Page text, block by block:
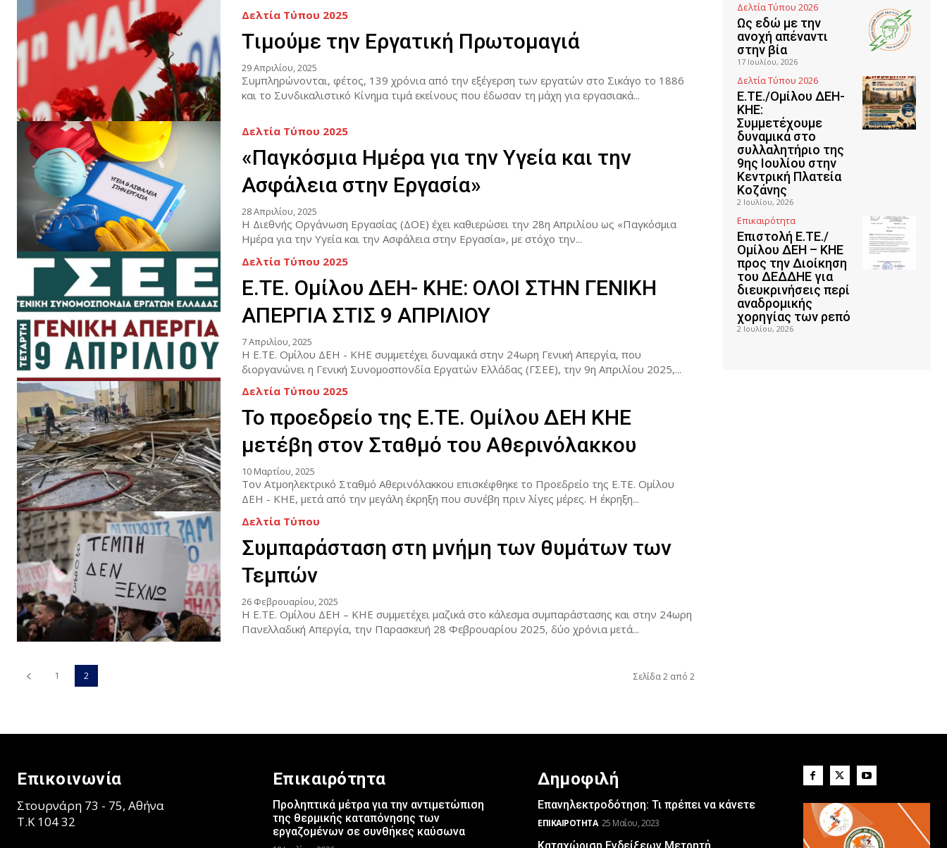
Δελτία Τύπου 2025
Tιμούμε την Εργατική Πρωτομαγιά
29 Απριλίου, 2025
Συμπληρώνονται, φέτος, 139 χρόνια από την εξέγερση των εργατών στο Σικάγο το 1886
και το Συνδικαλιστικό Κίνημα τιμά εκείνους που έδωσαν τη μάχη για εργασιακά...
Δελτία Τύπου 2025
«Παγκόσμια Ημέρα για την Υγεία και την
Ασφάλεια στην Εργασία»
28 Απριλίου, 2025
Η Διεθνής Οργάνωση Εργασίας (ΔΟΕ) έχει καθιερώσει την 28η Απριλίου ως «Παγκόσμια
Ημέρα για την Υγεία και την Ασφάλεια στην Εργασία», με στόχο την...
Δελτία Τύπου 2025
Ε.ΤΕ. Ομίλου ΔΕΗ- ΚΗΕ: ΟΛΟΙ ΣΤΗΝ ΓΕΝΙΚΗ
ΑΠΕΡΓΙΑ ΣΤΙΣ 9 ΑΠΡΙΛΙΟΥ
7 Απριλίου, 2025
Η Ε.ΤΕ. Ομίλου ΔΕΗ - ΚΗΕ συμμετέχει δυναμικά στην 24ωρη Γενική Απεργία, που
διοργανώνει η Γενική Συνομοσπονδία Εργατών Ελλάδας (ΓΣΕΕ), την 9η Απριλίου 2025,...
Δελτία Τύπου 2025
Το προεδρείο της Ε.ΤΕ. Ομίλου ΔΕΗ ΚΗΕ
μετέβη στον Σταθμό του Αθερινόλακκου
10 Μαρτίου, 2025
Τον Ατμοηλεκτρικό Σταθμό Αθερινόλακκου επισκέφθηκε το Προεδρείο της Ε.ΤΕ. Ομίλου
ΔΕΗ - ΚΗΕ, μετά από την μεγάλη έκρηξη που συνέβη πριν λίγες μέρες. Η έκρηξη...
Δελτία Τύπου
Συμπαράσταση στη μνήμη των θυμάτων των
Τεμπών
26 Φεβρουαρίου, 2025
Η Ε.ΤΕ. Ομίλου ΔΕΗ – ΚΗΕ συμμετέχει μαζικά στο κάλεσμα συμπαράστασης και στην 24ωρη
Πανελλαδική Απεργία, την Παρασκευή 28 Φεβρουαρίου 2025, δύο χρόνια μετά...
1 2 Σελίδα 2 από 2
Δελτία Τύπου 2026
Ως εδώ με την
ανοχή απέναντι
στην βία
17 Ιουλίου, 2026
Δελτία Τύπου 2026
Ε.ΤΕ./Ομίλου ΔΕΗ-
ΚΗΕ:
Συμμετέχουμε
δυναμικά στο
συλλαλητήριο της
9ης Ιουλίου στην
Κεντρική Πλατεία
Κοζάνης
2 Ιουλίου, 2026
Επικαιρότητα
Επιστολή Ε.ΤΕ./
Ομίλου ΔΕΗ – ΚΗΕ
προς την Διοίκηση
του ΔΕΔΔΗΕ για
διευκρινήσεις περί
αναδρομικής
χορηγίας των ρεπό
2 Ιουλίου, 2026
Επικοινωνία
Στουρνάρη 73 - 75, Αθήνα
T.K 104 32
Επικαιρότητα
Προληπτικά μέτρα για την αντιμετώπιση
της θερμικής καταπόνησης των
εργαζομένων σε συνθήκες καύσωνα
Δημοφιλή
Επανηλεκτροδότηση: Τι πρέπει να κάνετε
ΕΠΙΚΑΙΡΌΤΗΤΑ 25 Μαΐου, 2023